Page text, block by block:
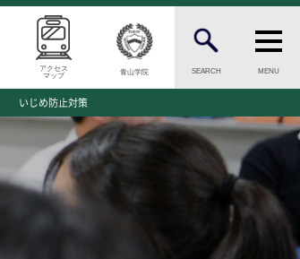
アクセス
マップ
青山学院 SEARCH MENU
INFORMATION
総合案内
ニュース・トピックス一覧
いじめ防止対策